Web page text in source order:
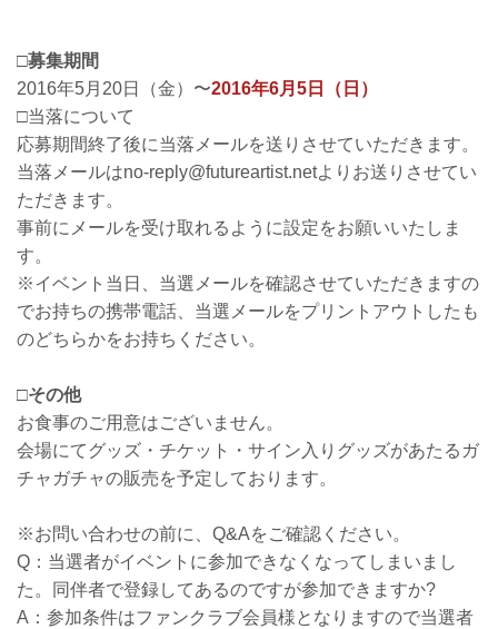
□募集期間
2016年5月20日（金）〜2016年6月5日（日）
□当落について
応募期間終了後に当落メールを送りさせていただきます。
当落メールはno-reply@futureartist.netよりお送りさせてい
ただきます。
事前にメールを受け取れるように設定をお願いいたしま
す。
※イベント当日、当選メールを確認させていただきますの
でお持ちの携帯電話、当選メールをプリントアウトしたも
のどちらかをお持ちください。
□その他
お食事のご用意はございません。
会場にてグッズ・チケット・サイン入りグッズがあたるガ
チャガチャの販売を予定しております。
※お問い合わせの前に、Q&Aをご確認ください。
Q：当選者がイベントに参加できなくなってしまいまし
た。同伴者で登録してあるのですが参加できますか?
A：参加条件はファンクラブ会員様となりますので当選者